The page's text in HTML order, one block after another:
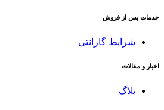
خدمات پس از فروش
شرایط گارانتی
اخبار و مقالات
بلاگ